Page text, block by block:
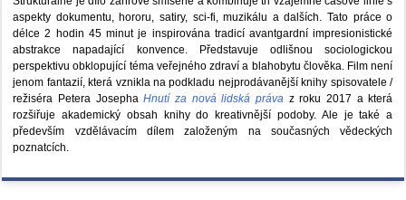
aspekty dokumentu, hororu, satiry, sci-fi, muzikálu a dalších. Tato práce o
délce 2 hodin 45 minut je inspirována tradicí avantgardní impresionistické
abstrakce napadající konvence. Představuje odlišnou sociologickou
perspektivu obklopující téma veřejného zdraví a blahobytu člověka. Film není
jenom fantazií, která vznikla na podkladu nejprodávanější knihy spisovatele /
režiséra Petera JosephaHnutí za nová lidská právaz roku 2017 a která
rozšiřuje akademický obsah knihy do kreativnější podoby. Ale je také a
především vzdělávacím dílem založeným na současných vědeckých
poznatcích.